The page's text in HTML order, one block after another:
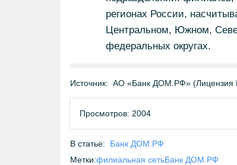
регионах России,
Центральном, Южном,
федеральных округах.
Источник: АО «Банк ДОМ.РФ»
Просмотров: 2004
В статье:
Банк ДОМ.РФ
Метки:филиальная сетьБанк ДОМ.РФ